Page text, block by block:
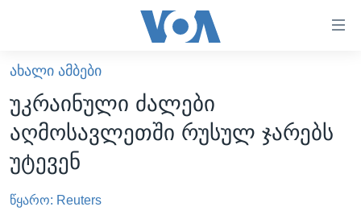
ხელმისაწვდომობისთვის
გადადით
მთავარზე
გადადით
მთავარ
ნავიგაციაზე
გადადით
ძიებაზე
ᲐᲮᲐᲚᲘ ᲐᲛᲑᲔᲑᲘ
ᲡᲐᲥᲐᲠᲗᲕᲔᲚᲝ
ᲐᲨᲨ
ᲐᲨᲨ-ᲘᲡ ᲐᲠᲩᲔᲕᲜᲔᲑᲘ 2024
ᲐᲮᲐᲚᲘ ᲐᲛᲑᲔᲑᲘ
უკრაინული ძალები
აღმოსავლეთში რუსულ ჯარებს
უტევენ
წყარო: Reuters